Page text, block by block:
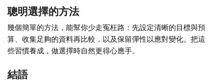
聰明選擇的方法
幾個簡單的方法，能幫你少走冤枉路：先設定清晰的目標與預
算、收集足夠的資料再比較，以及保留彈性以應對變化。把這
些習慣養成，做選擇時自然更得心應手。
結語